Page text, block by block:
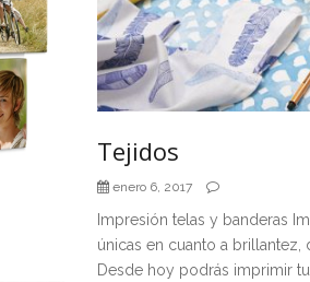
Tejidos
enero 6, 2017
Impresión telas y banderas
únicas en cuanto a brillantez,
Desde hoy podrás imprimir